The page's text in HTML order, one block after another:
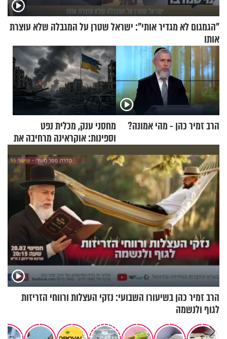
"הגמגום לא מגדיר אותי": ישראל שטרן על המגבלה שלא עוצרת
אותו
הרב זמיר כהן - מהי אמונה?
מחסני ענק, מכלית נפט
וספינות: אוקראינה מרחיבה את
התקיפות בעומק רוסיה
הרב זמיר כהן בשיעורו השבועי: נזקי העצלות ורווחי הזריזות
לגוף ולנשמה